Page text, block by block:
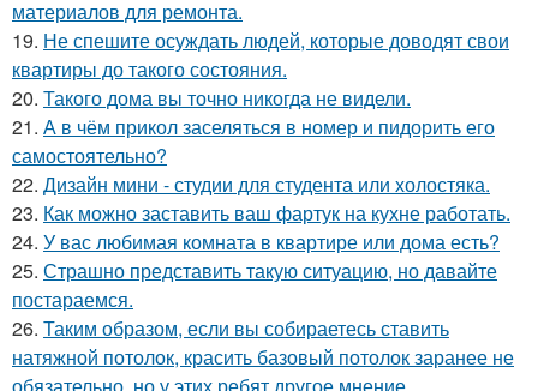
материалов для ремонта.
19. Не спешите осуждать людей, которые доводят свои
квартиры до такого состояния.
20. Такого дома вы точно никогда не видели.
21. А в чём прикол заселяться в номер и пидорить его
самостоятельно?
22. Дизайн мини - студии для студента или холостяка.
23. Как можно заставить ваш фартук на кухне работать.
24. У вас любимая комната в квартире или дома есть?
25. Страшно представить такую ситуацию, но давайте
постараемся.
26. Таким образом, если вы собираетесь ставить
натяжной потолок, красить базовый потолок заранее не
обязательно, но у этих ребят другое мнение.